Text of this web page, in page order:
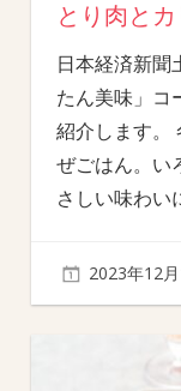
とり肉と
日本経済新聞
たん美味」コ
紹介します。
ぜごはん。い
さしい味わい
2023年12